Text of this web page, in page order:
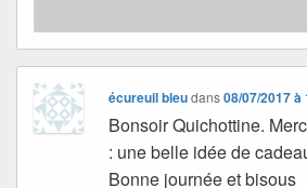
écureuil bleudans08/07/2017 à
Bonsoir Quichottine.
: une belle idée de
Bonne journée et bisous